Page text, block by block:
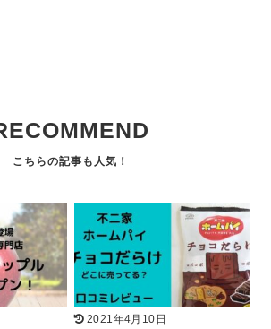
2021年4月10日